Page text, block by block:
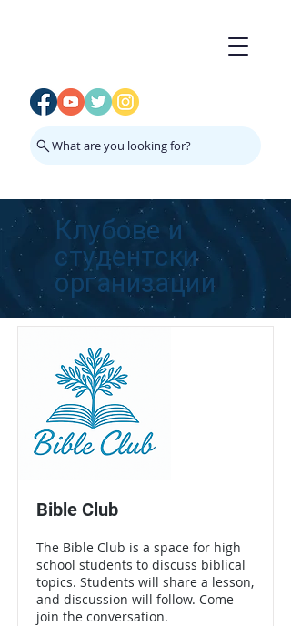
What are you looking for?
Клубове и
студентски
организации
Bible Club
The Bible Club is a space for high
school students to discuss biblical
topics. Students will share a lesson,
and discussion will follow. Come
join the conversation.